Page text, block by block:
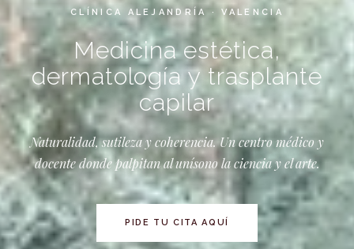
CLÍNICA ALEJANDRÍA · VALENCIA
Medicina estética,
dermatología y trasplante
capilar
Naturalidad, sutileza y coherencia. Un centro médico y
docente donde palpitan al unísono la ciencia y el arte.
PIDE TU CITA AQUÍ